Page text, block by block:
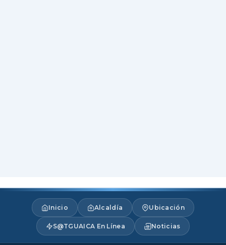
Inicio Alcaldía Ubicación
S@TGUAICA En Línea Noticias